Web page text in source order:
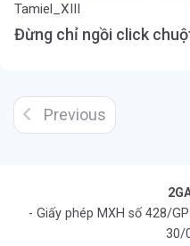
Tamiel_XIII
Đừng chỉ ngồi click
Previous
- Giấy phép MXH số 428/
30/